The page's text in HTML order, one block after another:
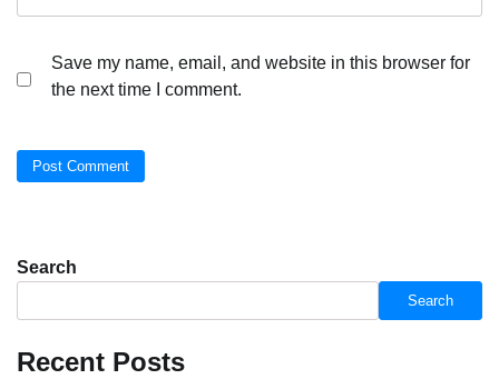
Save my name, email, and website in this browser for
the next time I comment.
Search
Search
Recent Posts